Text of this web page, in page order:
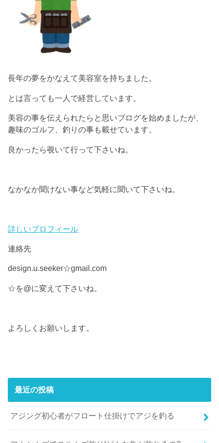
長年の夢をかなえて美容室を持ちました。
とは言っても一人で経営しています。
美容の事を伝えられたらと思いブログを始めましたが、
趣味のゴルフ、釣りの事も載せています。
良かったら覗いて行って下さいね。
なかなか聞けない事など気軽に聞いて下さいね。
詳しいプロフィール
連絡先
design.u.seeker☆gmail.com
☆を@に変えて下さいね。
よろしくお願いします。
最近の投稿
アジング初心者がフロート仕掛けでアジを釣る